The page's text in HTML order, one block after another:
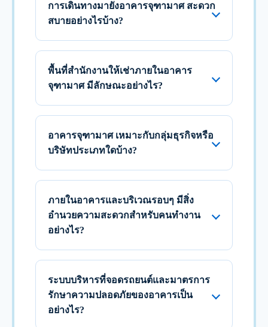
การเดินทางมายังอาคารจุฑามาศ สะดวก
สบายอย่างไรบ้าง?
พื้นที่สำนักงานให้เช่าภายในอาคาร
จุฑามาศ มีลักษณะอย่างไร?
อาคารจุฑามาศ เหมาะกับกลุ่มธุรกิจหรือ
บริษัทประเภทใดบ้าง?
ภายในอาคารและบริเวณรอบๆ มีสิ่ง
อำนวยความสะดวกสำหรับคนทำงาน
อย่างไร?
ระบบบริหารที่จอดรถยนต์และมาตรการ
รักษาความปลอดภัยของอาคารเป็น
อย่างไร?